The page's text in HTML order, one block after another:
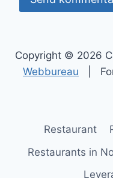
Copyright © 2026
Webbureau |
Restaurant
Restaurants in